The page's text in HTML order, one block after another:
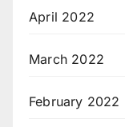
April 2022
March 2022
February 2022